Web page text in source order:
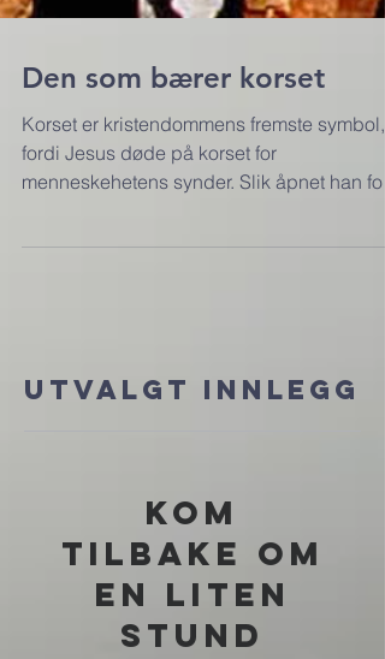
Den som bærer korset
Korset er kristendommens fremste symbol,
fordi Jesus døde på korset for
Kom
tilbake om
en liten